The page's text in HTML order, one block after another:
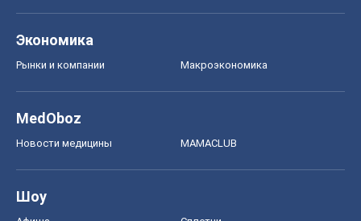
Экономика
Рынки и компании Mакроэкономика
MedOboz
Новости медицины MAMACLUB
Шоу